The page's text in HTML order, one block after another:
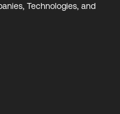
Technologies, and